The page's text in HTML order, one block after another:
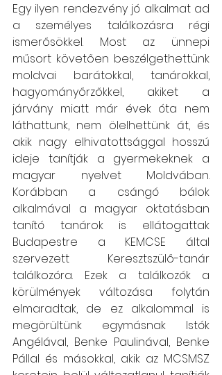
Egy ilyen rendezvény jó alkalmat ad
a személyes találkozásra régi
ismerősökkel. Most az ünnepi
műsort követően beszélgethettünk
moldvai barátokkal, tanárokkal,
hagyományőrzőkkel, akiket a
járvány miatt már évek óta nem
láthattunk, nem ölelhettünk át, és
akik nagy elhivatottsággal hosszú
ideje tanítják a gyermekeknek a
magyar nyelvet Moldvában.
Korábban a csángó bálok
alkalmával a magyar oktatásban
tanító tanárok is ellátogattak
Budapestre a KEMCSE által
szervezett Keresztszülő-tanár
találkozóra. Ezek a találkozók a
körülmények változása folytán
elmaradtak, de ez alkalommal is
megörültünk egymásnak Istók
Angélával, Benke Paulinával, Benke
Pállal és másokkal, akik az MCSMSZ